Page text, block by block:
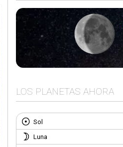
LOS PLANETAS AHORA
Sol
Luna